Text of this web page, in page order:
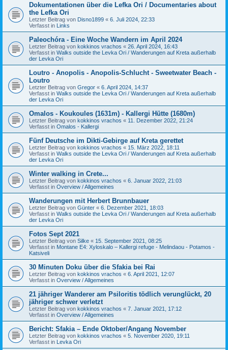
Dokumentationen über die Lefka Ori / Documentaries about
the Lefka Ori
Letzter Beitrag von Disno1899 « 6. Juli 2024, 22:33
Verfasst in Links
Paleochóra - Eine Woche Wandern im April 2024
Letzter Beitrag von kokkinos vrachos « 26. April 2024, 16:43
Verfasst in Walks outside the Levka Ori / Wanderungen auf Kreta außerhalb
der Levka Ori
Loutro - Anopolis - Anopolis-Schlucht - Sweetwater Beach -
Loutro
Letzter Beitrag von Gregor « 6. April 2024, 14:37
Verfasst in Walks outside the Levka Ori / Wanderungen auf Kreta außerhalb
der Levka Ori
Omalos - Koukoules (1631m) - Kallergi Hütte (1680m)
Letzter Beitrag von kokkinos vrachos « 11. Dezember 2022, 21:24
Verfasst in Omalos - Kallergi
Fünf Deutsche im Dikti-Gebirge auf Kreta gerettet
Letzter Beitrag von kokkinos vrachos « 15. März 2022, 18:11
Verfasst in Walks outside the Levka Ori / Wanderungen auf Kreta außerhalb
der Levka Ori
Winter walking in Crete...
Letzter Beitrag von kokkinos vrachos « 6. Januar 2022, 21:03
Verfasst in Overview / Allgemeines
Wanderungen mit Herbert Brunnbauer
Letzter Beitrag von Günter « 6. Dezember 2021, 18:03
Verfasst in Walks outside the Levka Ori / Wanderungen auf Kreta außerhalb
der Levka Ori
Fotos Sept 2021
Letzter Beitrag von Silke « 15. September 2021, 08:25
Verfasst in Montane E4: Xyloskalo – Kallergi refuge - Melindaou - Potamos -
Katsiveli
30 Minuten Doku über die Sfakia bei Rai
Letzter Beitrag von kokkinos vrachos « 6. April 2021, 12:07
Verfasst in Overview / Allgemeines
21 jähriger Wanderer am Psiloritis tödlich verunglückt, 20
jähriger schwer verletzt
Letzter Beitrag von kokkinos vrachos « 7. Januar 2021, 17:12
Verfasst in Overview / Allgemeines
Bericht: Sfakia – Ende Oktober/Angang November
Letzter Beitrag von kokkinos vrachos « 5. November 2020, 19:11
Verfasst in Levka Ori